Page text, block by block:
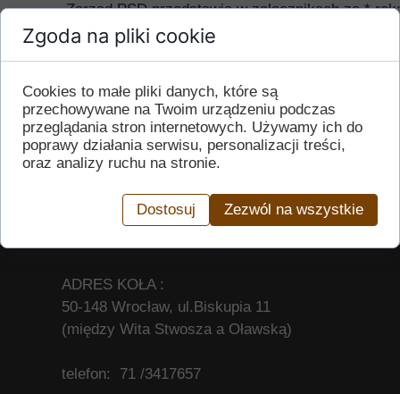
Zarząd PSD przedstawia w załącznikach za *
wstaw link do dokumentu
ADRES KOŁA :
50-148 Wrocław, ul.Biskupia 11
(między Wita Stwosza a Oławską)
telefon: 71 /3417657
Zgoda na pliki cookie
Cookies to małe pliki danych, które są
przechowywane na Twoim urządzeniu podczas
przeglądania stron internetowych. Używamy ich do
poprawy działania serwisu, personalizacji treści,
oraz analizy ruchu na stronie.
Dostosuj Zezwól na wszystkie